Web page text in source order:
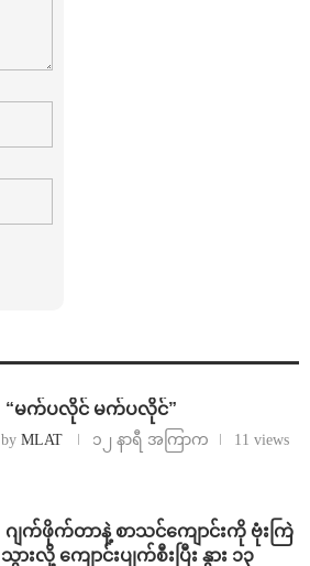
⁨ ⁨“မက်ပလိုင် မက်ပလိုင်”
by MLAT ၁၂ နာရီ အကြာက 11 views
⁨⁩ ⁨ဂျက်ဖိုက်တာနဲ့ စာသင်ကျောင်းကို ဗုံးကြဲ
သွားလို့ ကျောင်းပျက်စီးပြီး နွား ၁၃